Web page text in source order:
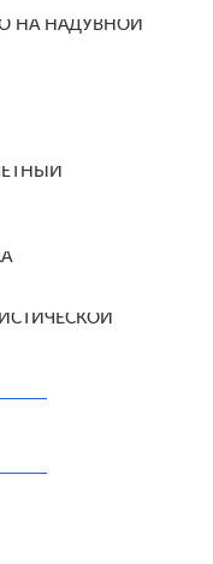
НА НАДУВНОЙ